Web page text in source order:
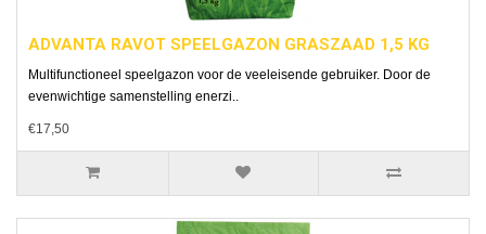
ADVANTA RAVOT SPEELGAZON GRASZAAD 1,5 KG
Multifunctioneel speelgazon voor de veeleisende gebruiker. Door de
evenwichtige samenstelling enerzi..
€17,50